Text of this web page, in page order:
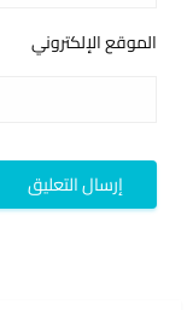
الموقع الإلكتروني